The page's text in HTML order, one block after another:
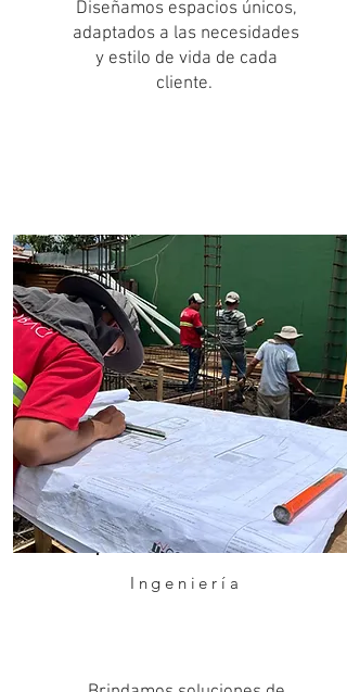
Diseñamos espacios únicos,
adaptados a las necesidades
y estilo de vida de cada
cliente.
Ingeniería